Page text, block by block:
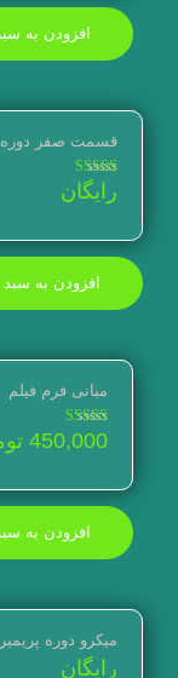
افزودن به
قسمت صفر دوره
نمره
4.86
رایگان
افزودن به
مبانی فرم فیلم
نمره
5.00
450,000
افزودن به
میکرو دوره پریمیر
رایگان